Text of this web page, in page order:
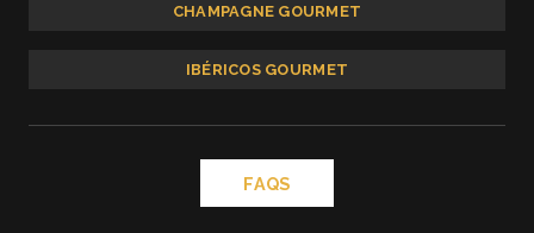
CHAMPAGNE GOURMET
IBÉRICOS GOURMET
FAQS